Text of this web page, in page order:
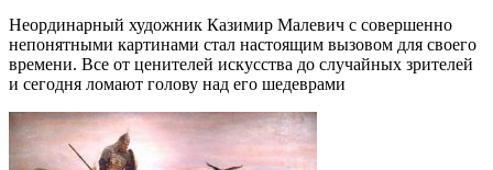
Неординарный художник Казимир Малевич с совершенно
непонятными картинами стал настоящим вызовом для своего
времени. Все от ценителей искусства до случайных зрителей
и сегодня ломают голову над его шедеврами